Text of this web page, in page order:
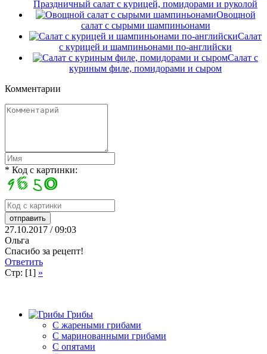
Праздничный салат с курицей, помидорами и руколой
Овощной
салат с сырыми шампиньонами
Салат
с курицей и шампиньонами по-английски
Салат с
куриным филе, помидорами и сыром
Комментарии
* Код с картинки:
27.10.2017 / 09:03
Ольга
Спасибо за рецепт!
Ответить
Стр: [1] »
Грибы
C жареными грибами
C маринованными грибами
C опятами